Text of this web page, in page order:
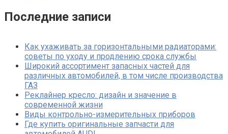
Последние записи
Как ухаживать за горизонтальными радиаторами:
советы по уходу и продлению срока службы
Широкий ассортимент запасных частей для
различных автомобилей, в том числе производства
ГАЗ
Реклайнер кресло: дизайн и значение в
современной жизни
Виды контрольно-измерительных приборов
Где купить оригинальные запчасти для